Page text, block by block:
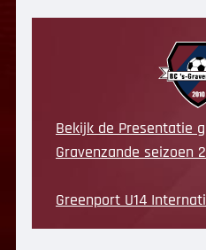
Bekijk de Presentatie
Gravenzande seizoen
Greenport U14